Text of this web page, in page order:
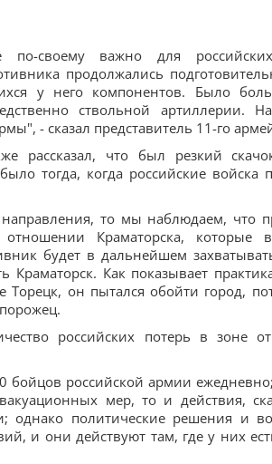
по-своему важно для
продолжались
у него компонентов. Было
ствольной артиллерии.
- сказал представитель 11-го
рассказал, что был резкий
тогда, когда российские
направления, то мы наблюдаем, что
Краматорска, которые
будет в дальнейшем
Краматорск. Как показывает
Торецк, он пытался обойти город,
российских потерь в зоне
российской армии ежедневно;
мер, то и действия,
однако политические решения и
и они действуют там, где у них